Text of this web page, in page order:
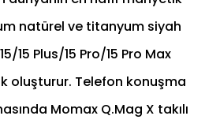
natürel ve titanyum siyah
15 Plus/15 Pro/15 Pro Max
oluşturur. Telefon konuşma
Momax Q.Mag X takılı